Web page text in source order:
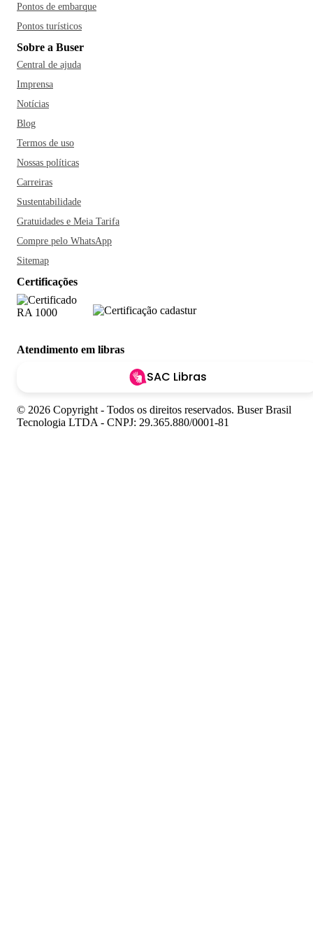
Pontos de embarque
Pontos turísticos
Sobre a Buser
Central de ajuda
Imprensa
Notícias
Blog
Termos de uso
Nossas políticas
Carreiras
Sustentabilidade
Gratuidades e Meia Tarifa
Compre pelo WhatsApp
Sitemap
Certificações
Atendimento em libras
SAC Libras
© 2026 Copyright - Todos os direitos reservados. Buser Brasil
Tecnologia LTDA - CNPJ: 29.365.880/0001-81